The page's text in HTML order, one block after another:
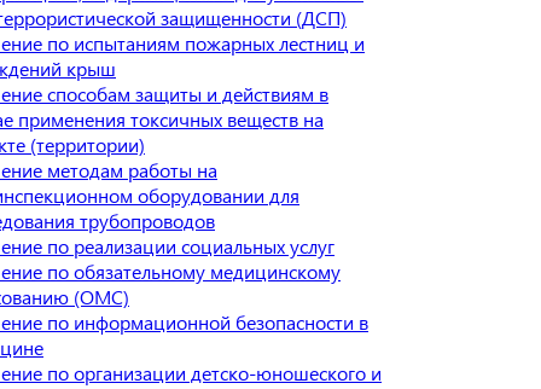
защищенности (ДСП)
по испытаниям пожарных лестниц и
крыш
способам защиты и действиям в
применения токсичных веществ на
(территории)
методам работы на
оборудовании для
трубопроводов
по реализации социальных услуг
по обязательному медицинскому
(ОМС)
по информационной безопасности в
по организации детско-юношеского и